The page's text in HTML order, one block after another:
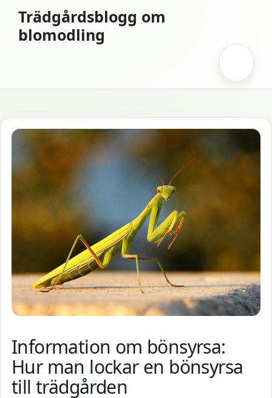
innehåll
Trädgårdsblogg om
blomodling
Information om bönsyrsa:
Hur man lockar en bönsyrsa
till trädgården